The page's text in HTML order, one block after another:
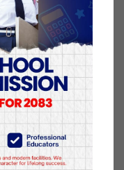
निर्वाचन क्षेत्रका
क्षेत्र पूर्वाधार
भने।
करोडको आयोजना
आयोजनामा सडक,
आयोजना